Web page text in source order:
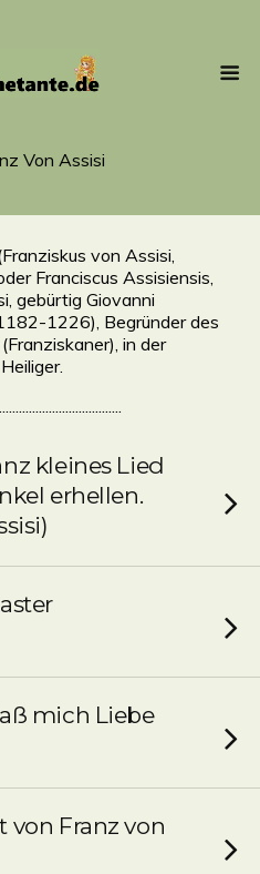
Von Assisi
von Assisi,
Franciscus Assisiensis,
gebürtig Giovanni
1226), Begründer des
in der
kleines Lied
erhellen.
mich Liebe
von Franz von